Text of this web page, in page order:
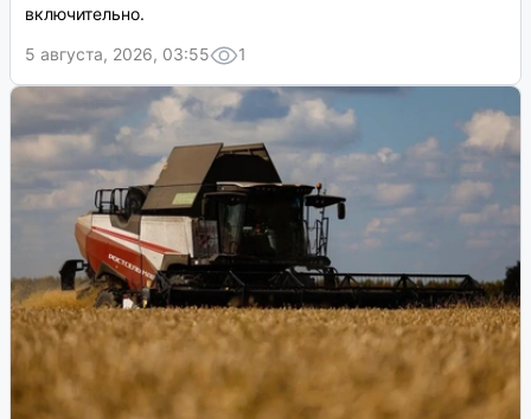
включительно.
5 августа, 2026, 03:55
1